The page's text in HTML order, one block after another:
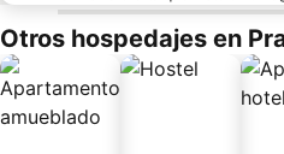
Otros hospedajes en